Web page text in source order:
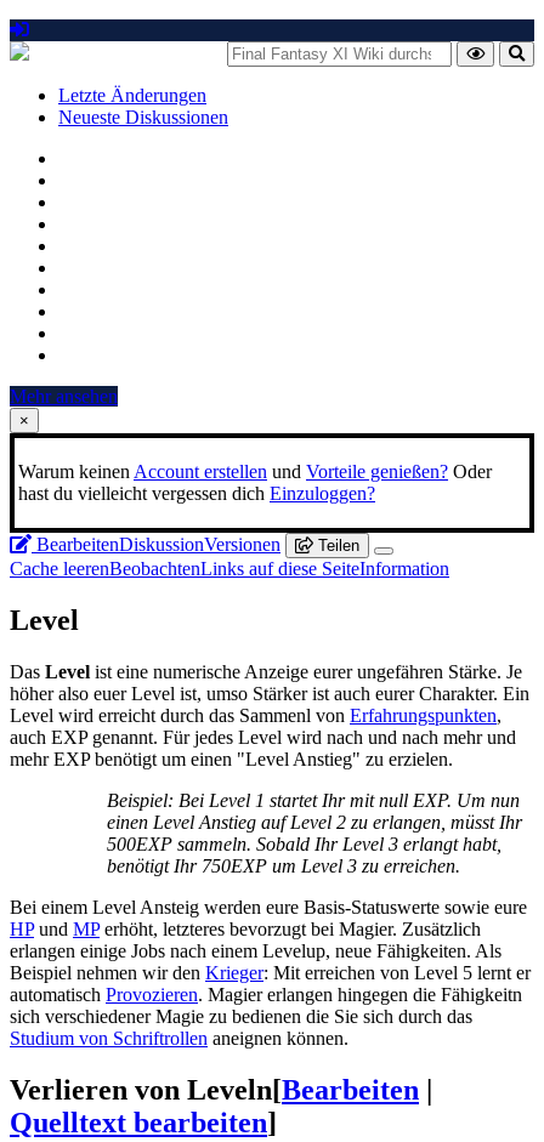
Letzte Änderungen
Neueste Diskussionen
Mehr ansehen
×
Warum keinen Account erstellen und Vorteile genießen? Oder
hast du vielleicht vergessen dich Einzuloggen?
BearbeitenDiskussionVersionen Teilen
Cache leerenBeobachtenLinks auf diese SeiteInformation
Level
Das Level ist eine numerische Anzeige eurer ungefähren Stärke. Je
höher also euer Level ist, umso Stärker ist auch eurer Charakter. Ein
Level wird erreicht durch das Sammenl von Erfahrungspunkten,
auch EXP genannt. Für jedes Level wird nach und nach mehr und
mehr EXP benötigt um einen "Level Anstieg" zu erzielen.
Beispiel: Bei Level 1 startet Ihr mit null EXP. Um nun
einen Level Anstieg auf Level 2 zu erlangen, müsst Ihr
500EXP sammeln. Sobald Ihr Level 3 erlangt habt,
benötigt Ihr 750EXP um Level 3 zu erreichen.
Bei einem Level Ansteig werden eure Basis-Statuswerte sowie eure
HPund MPerhöht, letzteres bevorzugt bei Magier. Zusätzlich
erlangen einige Jobs nach einem Levelup, neue Fähigkeiten. Als
Beispiel nehmen wir den Krieger: Mit erreichen von Level 5 lernt er
automatisch Provozieren. Magier erlangen hingegen die Fähigkeitn
sich verschiedener Magie zu bedienen die Sie sich durch das
Studium von Schriftrollen aneignen können.
Verlieren von Leveln[Bearbeiten |
Quelltext bearbeiten]